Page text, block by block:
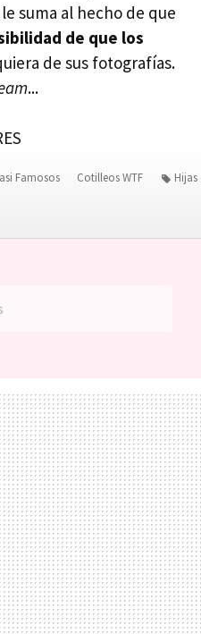
suma al hecho de que
de que los
de sus fotografías.
...
Famosos Cotilleos WTF